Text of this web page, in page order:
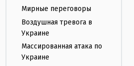
Мирные переговоры
Воздушная тревога в
Украине
Массированная атака по
Украине